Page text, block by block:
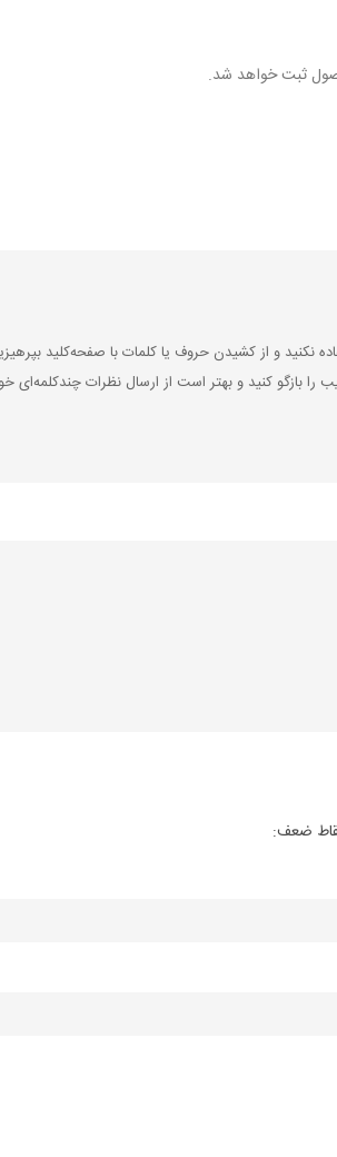
ثبت خواهد شد.
بازگو کنید و بهتر است از ارسال نظرات چندکلمه‌‌ای
ضعف: